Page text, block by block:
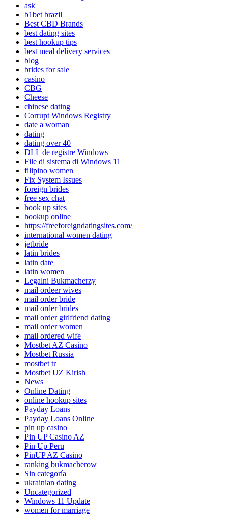
ask
b1bet brazil
Best CBD Brands
best dating sites
best hookup tips
best meal delivery services
blog
brides for sale
casino
CBG
Cheese
chinese dating
Corrupt Windows Registry
date a woman
dating
dating over 40
DLL de registre Windows
File di sistema di Windows 11
filipino women
Fix System Issues
foreign brides
free sex chat
hook up sites
hookup online
https://freeforeigndatingsites.com/
international women dating
jetbride
latin brides
latin date
latin women
Legalni Bukmacherzy
mail ordeer wives
mail order bride
mail order brides
mail order girlfriend dating
mail order women
mail ordered wife
Mostbet AZ Casino
Mostbet Russia
mostbet tr
Mostbet UZ Kirish
News
Online Dating
online hookup sites
Payday Loans
Payday Loans Online
pin up casino
Pin UP Casino AZ
Pin Up Peru
PinUP AZ Casino
ranking bukmacherow
Sin categoría
ukrainian dating
Uncategorized
Windows 11 Update
women for marriage